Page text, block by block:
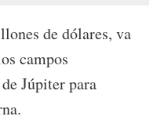
de dólares, va
campos
Júpiter para